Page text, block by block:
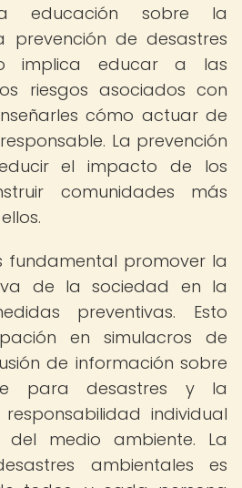
educación sobre la
de desastres
implica educar a las
riesgos asociados con
cómo actuar de
La prevención
el impacto de los
comunidades más
fundamental promover la
de la sociedad en la
preventivas. Esto
en simulacros de
de información sobre
para desastres y la
individual
medio ambiente. La
ambientales es